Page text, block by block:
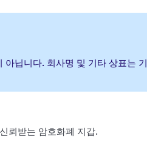
닙니다. 회사명 및 기타 상표는
뢰받는 암호화폐 지갑.